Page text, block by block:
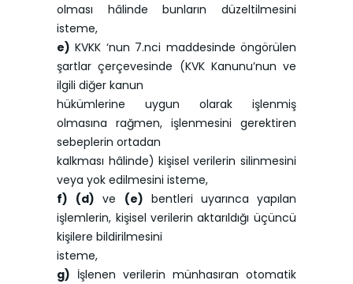
olması hâlinde bunların düzeltilmesini
isteme,
e) KVKK ‘nun 7.nci maddesinde öngörülen
şartlar çerçevesinde (KVK Kanunu’nun ve
ilgili diğer kanun
hükümlerine uygun olarak işlenmiş
olmasına rağmen, işlenmesini gerektiren
sebeplerin ortadan
kalkması hâlinde) kişisel verilerin silinmesini
veya yok edilmesini isteme,
f) (d) ve (e) bentleri uyarınca yapılan
işlemlerin, kişisel verilerin aktarıldığı üçüncü
kişilere bildirilmesini
isteme,
g) İşlenen verilerin münhasıran otomatik